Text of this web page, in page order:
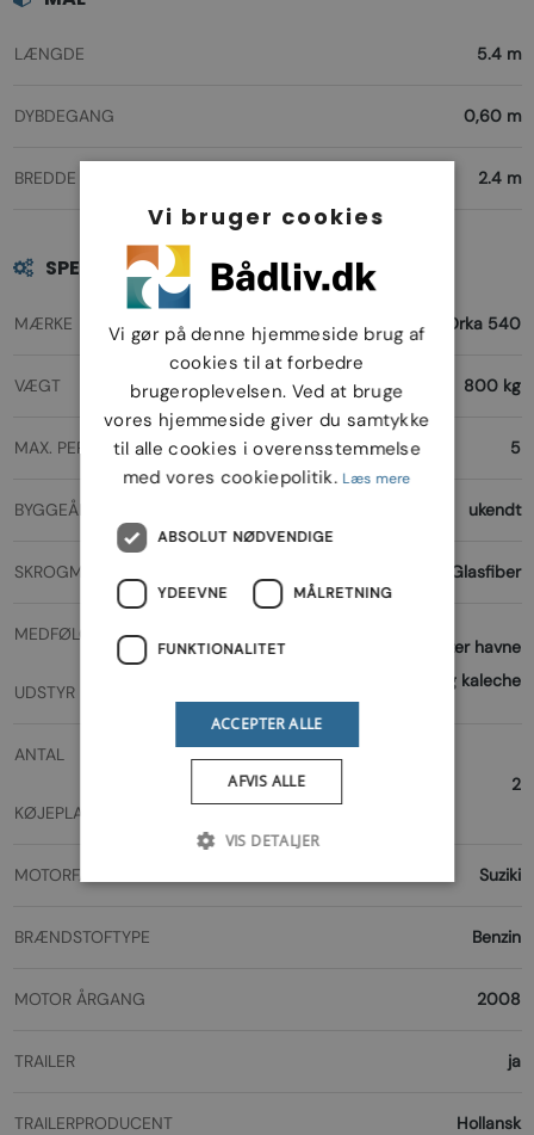
LÆNGDE 5.4 m
DYBDEGANG 0,60 m
BREDDE 2.4 m
SPECIFIKATIONER
MÆRKE Orka 540
VÆGT 800 kg
MAX. PERSONER 5
BYGGEÅR ukendt
SKROGMATERIALE Glasfiber
MEDFØLGENDE
UDSTYR
Garmin ekkolod /kortplotter havne
kaleche. campilg kaleche
ANTAL
KØJEPLADSER
2
MOTORFABRIKAT Suziki
BRÆNDSTOFTYPE Benzin
MOTOR ÅRGANG 2008
TRAILER ja
TRAILERPRODUCENT Hollansk
Vi bruger cookies
Vi gør på denne hjemmeside brug af
cookies til at forbedre
brugeroplevelsen. Ved at bruge
vores hjemmeside giver du samtykke
til alle cookies i overensstemmelse
med vores cookiepolitik. Læs mere
ABSOLUT NØDVENDIGE
YDEEVNE MÅLRETNING
FUNKTIONALITET
ACCEPTER ALLE
AFVIS ALLE
VIS DETALJER